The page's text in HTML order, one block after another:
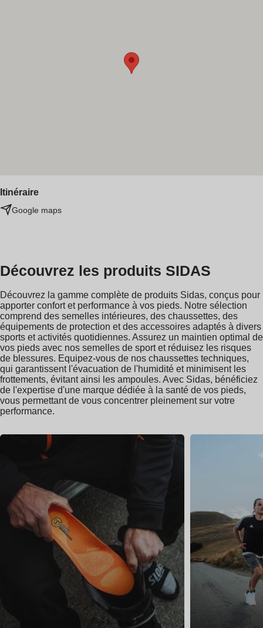
Itinéraire
Google maps
Découvrez les produits SIDAS
Découvrez la gamme complète de produits Sidas, conçus pour
apporter confort et performance à vos pieds. Notre sélection
comprend des semelles intérieures, des chaussettes, des
équipements de protection et des accessoires adaptés à divers
sports et activités quotidiennes. Assurez un maintien optimal de
vos pieds avec nos semelles de sport et réduisez les risques
de blessures. Equipez-vous de nos chaussettes techniques,
qui garantissent l'évacuation de l'humidité et minimisent les
frottements, évitant ainsi les ampoules. Avec Sidas, bénéficiez
de l'expertise d'une marque dédiée à la santé de vos pieds,
vous permettant de vous concentrer pleinement sur votre
performance.